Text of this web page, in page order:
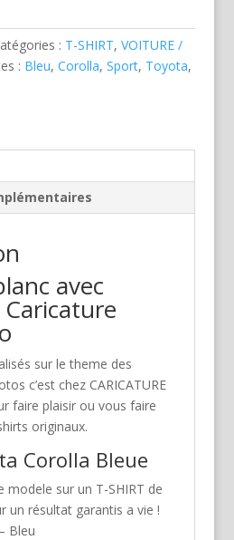
: T-SHIRT, VOITURE /
: Bleu, Corolla, Sport, Toyota,
avec
sur le theme des
c’est chez CARICATURE
faire plaisir ou vous faire
originaux.
Corolla Bleue
modele sur un T-SHIRT de
un résultat garantis a vie !
Bleu